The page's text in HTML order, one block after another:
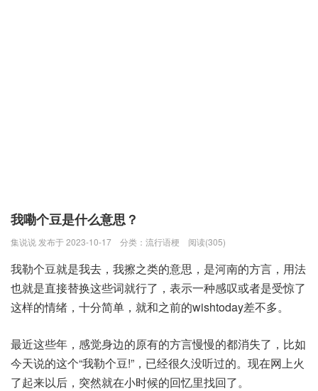
我嘞个豆是什么意思？
集说说 发布于 2023-10-17 分类： 流行语梗 阅读(305)
我勒个豆就是我去，我擦之类的意思，是河南的方言，用法
也就是直接替换这些词就行了，表示一种感叹或者是受惊了
这样的情绪，十分简单，就和之前的wishtoday差不多。
最近这些年，感觉身边的原有的方言慢慢的都消失了，比如
今天说的这个“我勒个豆!”，已经很久没听过的。现在网上火
了起来以后，突然就在小时候的回忆里找回了。